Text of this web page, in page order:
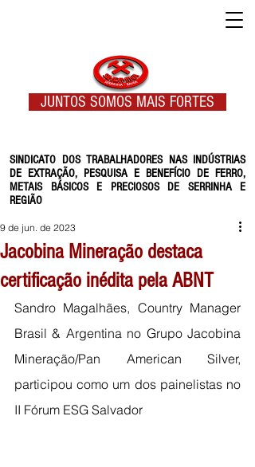
SINDICATO DOS TRABALHADORES NAS INDÚSTRIAS
DE EXTRAÇÃO, PESQUISA E BENEFÍCIO DE FERRO,
METAIS BÁSICOS E PRECIOSOS DE SERRINHA E
REGIÃO
JUNTOS SOMOS MAIS FORTES
Jacobina Mineração destaca
certificação inédita pela ABNT
9 de jun. de 2023
Sandro Magalhães, Country Manager
Brasil & Argentina no Grupo Jacobina
Mineração/Pan American Silver,
participou como um dos painelistas no
II Fórum ESG Salvador